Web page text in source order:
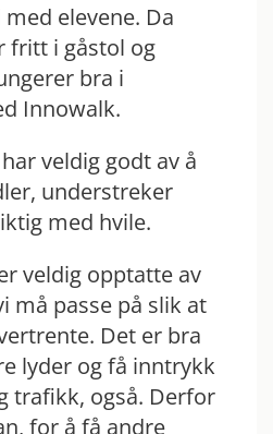
elevene. Da
fritt i gåstol og
bra i
Innowalk.
veldig godt av å
understreker
med hvile.
veldig opptatte av
må passe på slik at
Det er bra
lyder og få inntrykk
trafikk, også. Derfor
for å få andre